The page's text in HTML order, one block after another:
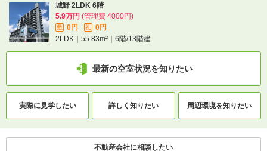
城野 2LDK 6階
5.9万円 (管理費 4000円)
敷 0円 礼
0円
2LDK｜55.83m²｜6階/13階建
最新の空室状況を知りたい
実際に見学したい 詳しく知りたい
間取りや設備を
城野 2LDK 6階
5.9万円 (管理費 4000円)
敷 0円 礼
0円
2LDK｜55.83m²｜6階/13階建
最新の空室状況を知りたい
実際に見学したい 詳しく知りたい 周辺環境を知りたい
不動産会社に相談したい